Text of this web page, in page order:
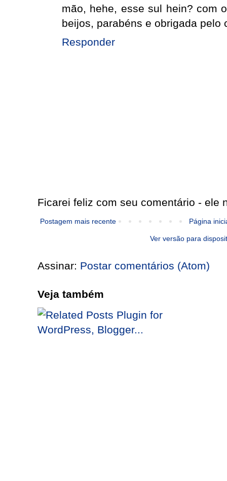
mão, hehe, esse sul hein? com
beijos, parabéns e obrigada pelo
Responder
Ficarei feliz com seu comentário - ele
Postagem mais recente Página
Ver versão para
Assinar: Postar comentários (Atom)
Veja também